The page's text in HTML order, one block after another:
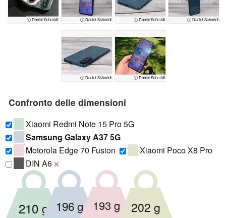
ⓘ Daniel Schmidt ⓘ Daniel Schmidt ⓘ Daniel Schmidt ⓘ Daniel Schmidt
ⓘ Daniel Schmidt ⓘ Daniel Schmidt
Confronto delle dimensioni
Xiaomi Redmi Note 15 Pro 5G
Samsung Galaxy A37 5G
Motorola Edge 70 Fusion
Xiaomi Poco X8 Pro
DIN A6 ❌
210 g 196 g 193 g 202 g